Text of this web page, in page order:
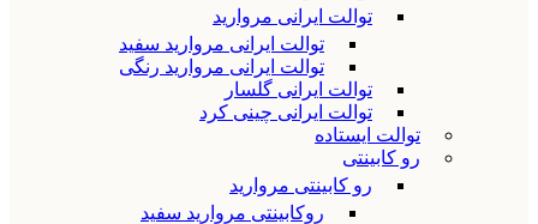
توالت ایرانی مروارید
توالت ایرانی مروارید سفید
توالت ایرانی مروارید رنگی
توالت ایرانی گلسار
توالت ایرانی چینی کرد
توالت ایستاده
رو کابینتی
رو کابینتی مروارید
روکابینتی مروارید سفید